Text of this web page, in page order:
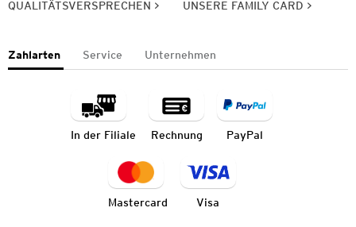
QUALITÄTSVERSPRECHEN UNSERE FAMILY CARD
Zahlarten Service Unternehmen
In der Filiale Rechnung PayPal
Mastercard Visa